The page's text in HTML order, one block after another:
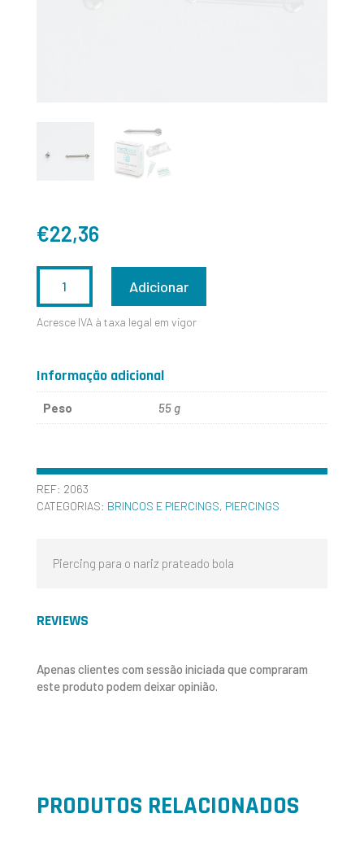
€22,36
DE
Adicionar
Acresce IVA à taxa legal em vigor
Informação adicional
Peso 55 g
REF: 2063
CATEGORIAS: BRINCOS E PIERCINGS, PIERCINGS
Piercing para o nariz prateado bola
REVIEWS
Apenas clientes com sessão iniciada que compraram
este produto podem deixar opinião.
PRODUTOS RELACIONADOS